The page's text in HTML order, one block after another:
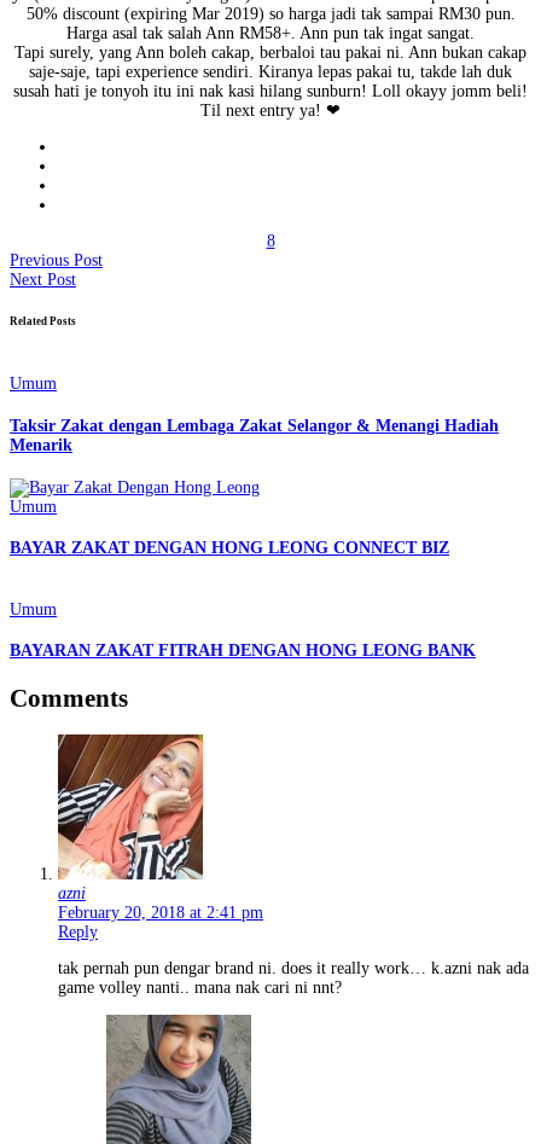
50% discount (expiring Mar 2019) so harga jadi tak sampai RM30 pun.
Harga asal tak salah Ann RM58+. Ann pun tak ingat sangat.
Tapi surely, yang Ann boleh cakap, berbaloi tau pakai ni. Ann bukan cakap
saje-saje, tapi experience sendiri. Kiranya lepas pakai tu, takde lah duk
susah hati je tonyoh itu ini nak kasi hilang sunburn! Loll okayy jomm beli!
Til next entry ya! ❤
8
Previous Post
Next Post
Related Posts
Umum
Taksir Zakat dengan Lembaga Zakat Selangor & Menangi Hadiah
Menarik
Umum
BAYAR ZAKAT DENGAN HONG LEONG CONNECT BIZ
Umum
BAYARAN ZAKAT FITRAH DENGAN HONG LEONG BANK
Comments
azni
February 20, 2018 at 2:41 pm
Reply
tak pernah pun dengar brand ni. does it really work… k.azni nak ada
game volley nanti.. mana nak cari ni nnt?